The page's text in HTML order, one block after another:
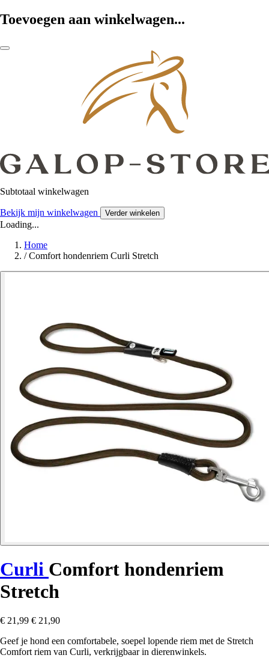
Toevoegen aan winkelwagen...
Subtotaal winkelwagen
Bekijk mijn winkelwagen Verder winkelen
Loading...
Home
/ Comfort hondenriem Curli Stretch
Curli Comfort hondenriem
Stretch
€ 21,99 € 21,90
Geef je hond een comfortabele, soepel lopende riem met de Stretch
Comfort riem van Curli, verkrijgbaar in dierenwinkels.